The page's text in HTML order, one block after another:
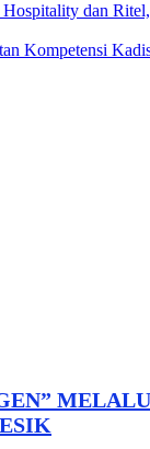
dan
Kompetensi